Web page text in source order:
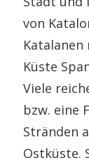
von
Küste
Viele
bzw. eine
Stränden
Ostküste.